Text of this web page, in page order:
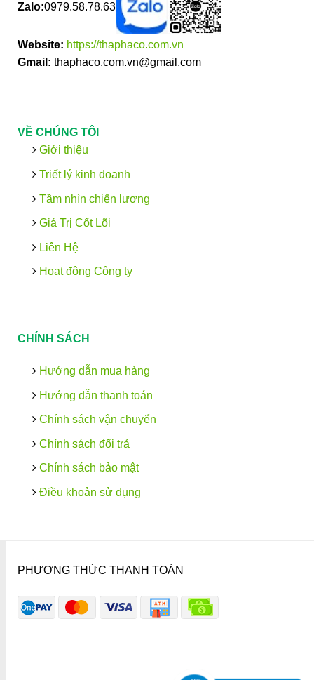
Zalo:0979.58.78.63
Website: https://thaphaco.com.vn
Gmail: thaphaco.com.vn@gmail.com
VỀ CHÚNG TÔI
Giới thiệu
Triết lý kinh doanh
Tầm nhìn chiến lượng
Giá Trị Cốt Lõi
Liên Hệ
Hoạt động Công ty
CHÍNH SÁCH
Hướng dẫn mua hàng
Hướng dẫn thanh toán
Chính sách vận chuyển
Chính sách đổi trả
Chính sách bảo mật
Điều khoản sử dụng
PHƯƠNG THỨC THANH TOÁN